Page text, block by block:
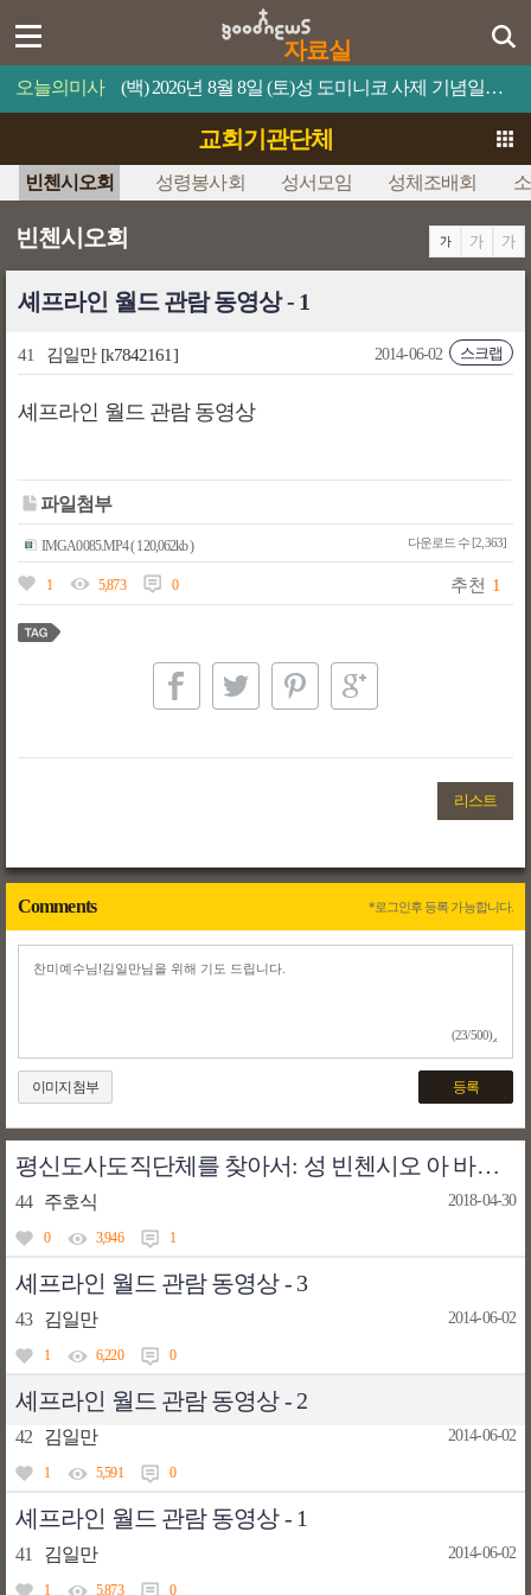
자료실
오늘의미사 (백) 2026년 8월 8일 (토)성 도미니코 사제 기념일믿음이 있으면 너희가 못할 일은 하나도 없을 것이다.
교회기관단체
빈첸시오회 성령봉사회 성서모임 성체조배회
빈첸시오회
셰프라인 월드 관람 동영상 - 1
41 김일만[k7842161] 스크랩
2014-06-02
셰프라인 월드 관람 동영상
파일첨부
IMGA0085.MP4 ( 120,062kb ) 다운로드 수 [2,363]
1 5,873 0 추천 1
리스트
Comments *로그인후 등록 가능합니다.
(23/500)
이미지첨부 등록
평신도사도직단체를 찾아서: 성 빈첸시오 아 바오로회
44 주호식 2018-04-30
0 3,946 1
셰프라인 월드 관람 동영상 - 3
43 김일만 2014-06-02
1 6,220 0
셰프라인 월드 관람 동영상 - 2
42 김일만 2014-06-02
1 5,591 0
셰프라인 월드 관람 동영상 - 1
41 김일만 2014-06-02
1 5,873 0